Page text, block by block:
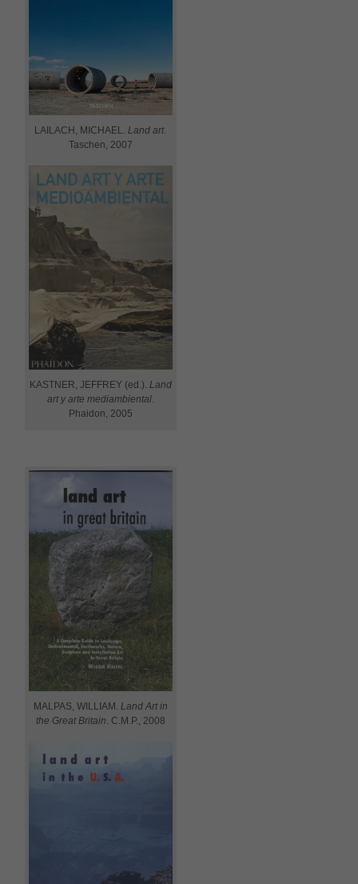
LAILACH, MICHAEL.Land art.
Taschen, 2007
KASTNER, JEFFREY (ed.). Land
art y arte mediambiental.
Phaidon, 2005
MALPAS, WILLIAM. Land Art in
the Great Britain . C.M.P., 2008